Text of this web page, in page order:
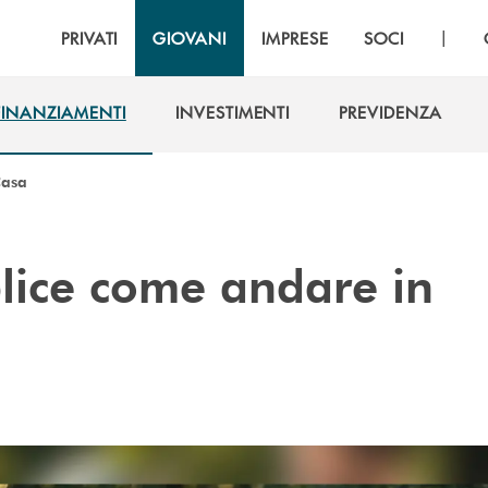
PRIVATI GIOVANI IMPRESE SOCI |
INVESTIMENTI
PREVIDENZA
come andare in